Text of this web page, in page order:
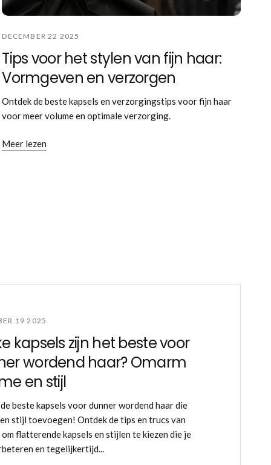
DECEMBER 22 2025
Tips voor het stylen van fijn haar:
Vormgeven en verzorgen
Ontdek de beste kapsels en verzorgingstips voor fijn haar
voor meer volume en optimale verzorging.
Meer lezen
19 2025
kapsels zijn het beste voor
wordend haar? Omarm
en stijl
beste kapsels voor dunner wordend haar die
stijl toevoegen! Ontdek de tips en trucs van
flatterende kapsels en stijlen te kiezen die je
en tegelijkertijd...